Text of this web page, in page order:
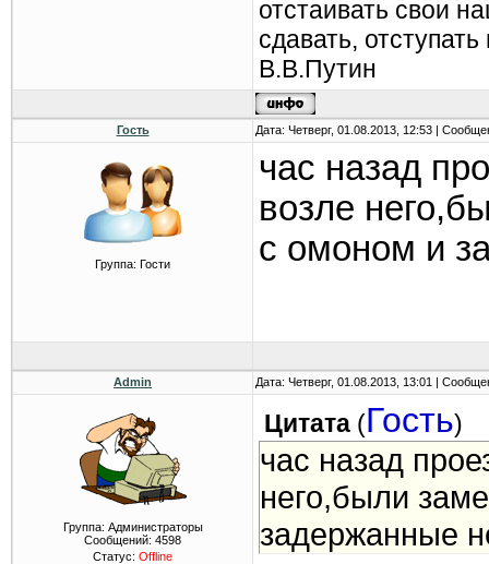
отстаивать свои
сдавать,
В.В.Путин
Гость Дата: Четверг, 01.08.2013, 12:53 |
Группа: Гости
час назад
возле
с омоном и
Admin Дата: Четверг, 01.08.2013, 13:01 |
Группа: Администраторы
Сообщений: 4598
Статус: Offline
Цитата (Гость)
час назад
него,были
задержанные